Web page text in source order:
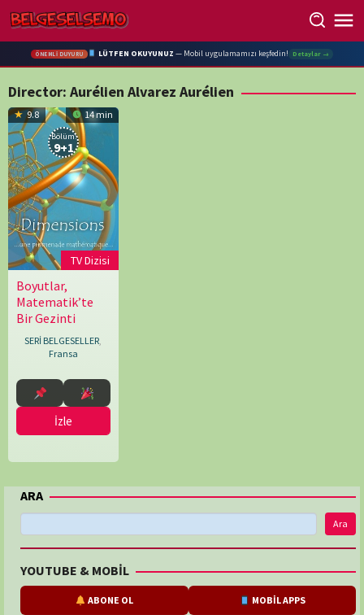
Skip
to
content
ÖNEMLİ DUYURU LÜTFEN OKUYUNUZ — Mobil uygulamamızı keşfedin! Detaylar →
Director: Aurélien Alvarez Aurélien
9.8 14 min
Bölüm:
9+1
TV Dizisi
Boyutlar,
Matematik’te
Bir Gezinti
SERİ BELGESELLER,
Fransa
19.06.2008
Aurélien
Alvarez
Aurélien,
Étienne
Leys
İzle
ARA
Ara
YOUTUBE & MOBİL
ABONE OL MOBİL APPS